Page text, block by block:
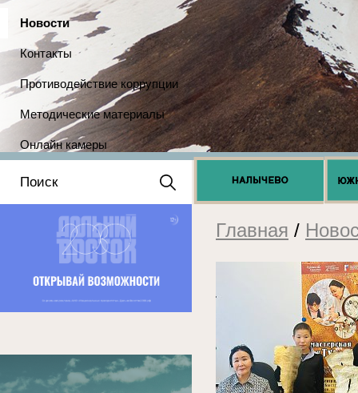
Новости
Контакты
Противодействие коррупции
Методические материалы
Онлайн камеры
Положение о выдаче
разрешений 2025
Главная /